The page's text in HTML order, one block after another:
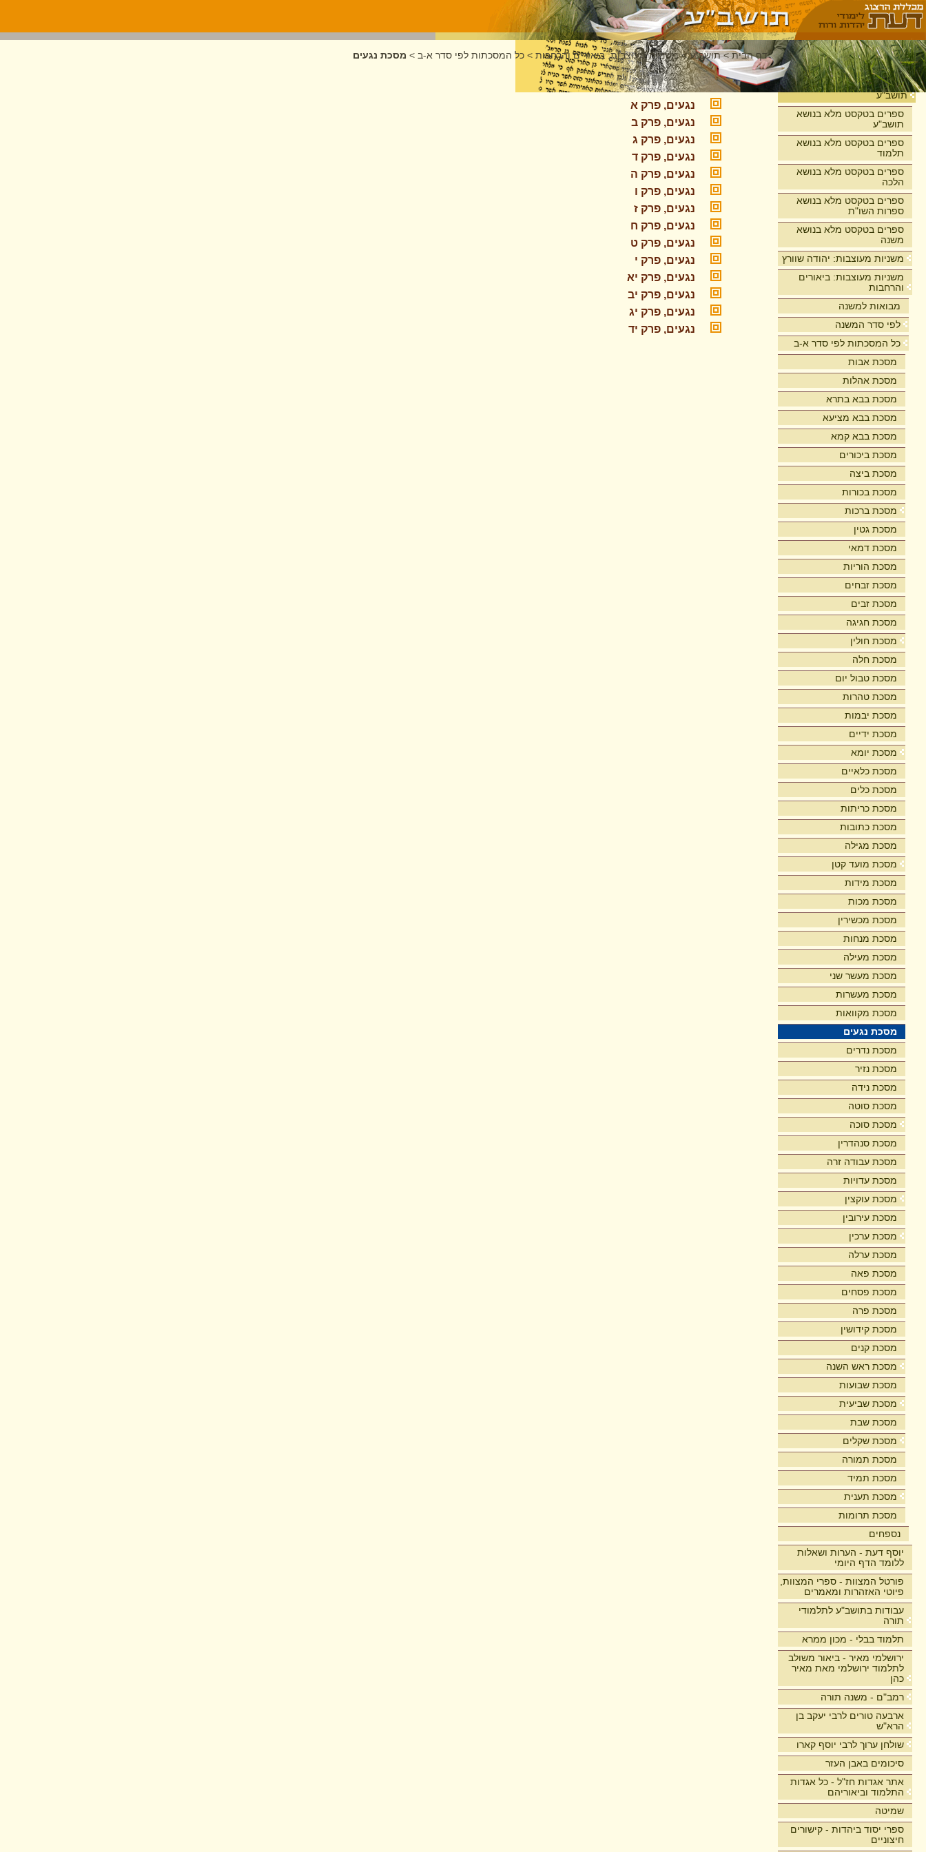
בית
תושב"ע
ספרים בטקסט מלא בנושא
תושב"ע
ספרים בטקסט מלא בנושא
תלמוד
ספרים בטקסט מלא בנושא
הלכה
ספרים בטקסט מלא בנושא
ספרות השו"ת
ספרים בטקסט מלא בנושא
משנה
משניות מעוצבות: יהודה שוורץ
משניות מעוצבות: ביאורים
והרחבות
מבואות למשנה
לפי סדר המשנה
כל המסכתות לפי סדר א-ב
מסכת אבות
מסכת אהלות
מסכת בבא בתרא
מסכת בבא מציעא
מסכת בבא קמא
מסכת ביכורים
מסכת ביצה
מסכת בכורות
מסכת ברכות
מסכת גטין
מסכת דמאי
מסכת הוריות
מסכת זבחים
מסכת זבים
מסכת חגיגה
מסכת חולין
מסכת חלה
מסכת טבול יום
מסכת טהרות
מסכת יבמות
מסכת ידיים
מסכת יומא
מסכת כלאיים
מסכת כלים
מסכת כריתות
מסכת כתובות
מסכת מגילה
מסכת מועד קטן
מסכת מידות
מסכת מכות
מסכת מכשירין
מסכת מנחות
מסכת מעילה
מסכת מעשר שני
מסכת מעשרות
מסכת מקוואות
מסכת נגעים
מסכת נדרים
מסכת נזיר
מסכת נידה
מסכת סוטה
מסכת סוכה
מסכת סנהדרין
מסכת עבודה זרה
מסכת עדויות
מסכת עוקצין
מסכת עירובין
מסכת ערכין
מסכת ערלה
מסכת פאה
מסכת פסחים
מסכת פרה
מסכת קידושין
מסכת קנים
מסכת ראש השנה
מסכת שבועות
מסכת שביעית
מסכת שבת
מסכת שקלים
מסכת תמורה
מסכת תמיד
מסכת תענית
מסכת תרומות
נספחים
יוסף דעת - הערות ושאלות
ללומד הדף היומי
פורטל המצוות - ספרי המצוות,
פיוטי האזהרות ומאמרים
עבודות בתושב"ע לתלמודי
תורה
תלמוד בבלי - מכון ממרא
ירושלמי מאיר - ביאור משולב
לתלמוד ירושלמי מאת מאיר
כהן
רמב"ם - משנה תורה
ארבעה טורים לרבי יעקב בן
הרא"ש
שולחן ערוך לרבי יוסף קארו
סיכומים באבן העזר
אתר אגדות חז"ל - כל אגדות
התלמוד וביאוריהם
שמיטה
ספרי יסוד ביהדות - קישורים
חיצוניים
דף הבית >תושב"ע >משניות מעוצבות: ביאורים והרחבות > כל המסכתות לפי סדר א-ב > מסכת נגעים
מסכת נגעים
נגעים, פרק א
נגעים, פרק ב
נגעים, פרק ג
נגעים, פרק ד
נגעים, פרק ה
נגעים, פרק ו
נגעים, פרק ז
נגעים, פרק ח
נגעים, פרק ט
נגעים, פרק י
נגעים, פרק יא
נגעים, פרק יב
נגעים, פרק יג
נגעים, פרק יד